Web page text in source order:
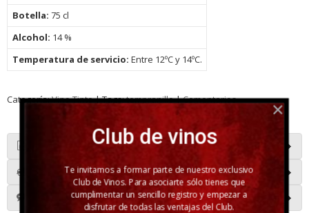
Botella: 75 cl
Alcohol: 14 %
Temperatura de servicio: Entre 12ºC y 14ºC.
Categoría:Vino Tinto|Tags:tempranillo|Comentarios
Costes de Envío
Comentarios
Club de vinos
Te invitamos a formar parte de nuestro exclusivo
Club de Vinos. Para asociarte sólo tienes que
cumplimentar un sencillo registro y empezar a
disfrutar de todas las ventajas del Club.